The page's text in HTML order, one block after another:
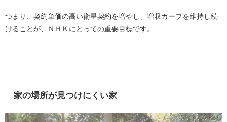
つまり、契約単価の高い衛星契約を増やし、増収カーブを維持し続
けることが、ＮＨＫにとっての重要目標です。
家の場所が見つけにくい家